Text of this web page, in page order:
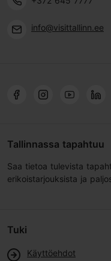
info@visittallinn.ee
Tallinnassa tapahtuu
Saa tietoa tulevista
erikoistarjouksista ja
Tuki
Käyttöehdot